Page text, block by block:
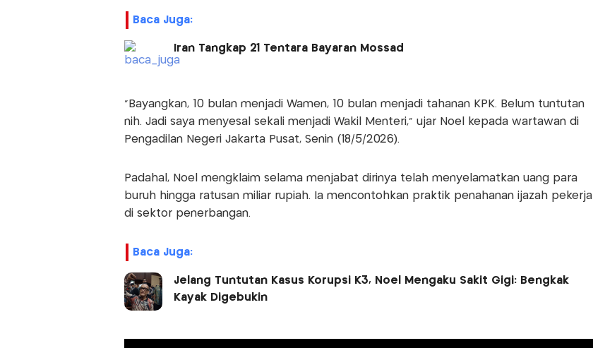
Baca Juga:
Iran Tangkap 21 Tentara Bayaran Mossad
“Bayangkan, 10 bulan menjadi Wamen, 10 bulan menjadi tahanan KPK. Belum tuntutan
nih. Jadi saya menyesal sekali menjadi Wakil Menteri,” ujar Noel kepada wartawan di
Pengadilan Negeri Jakarta Pusat, Senin (18/5/2026).
Padahal, Noel mengklaim selama menjabat dirinya telah menyelamatkan uang para
buruh hingga ratusan miliar rupiah. Ia mencontohkan praktik penahanan ijazah pekerja
di sektor penerbangan.
Baca Juga:
Jelang Tuntutan Kasus Korupsi K3, Noel Mengaku Sakit Gigi: Bengkak
Kayak Digebukin